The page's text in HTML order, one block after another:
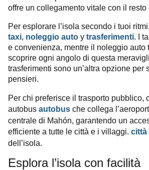
offre un collegamento vitale con il resto
Per esplorare l’isola secondo i tuoi
taxi, noleggio auto y trasferimenti. I
e convenienza, mentre il noleggio auto
scoprire ogni angolo di questa
trasferimenti sono un’altra opzione per
pensieri.
Per chi preferisce il trasporto pubblico,
autobus autobus che collega
centrale di Mahón, garantendo un
efficiente a tutte le città e i villaggi. città
dell’isola.
Esplora l’isola con facilità